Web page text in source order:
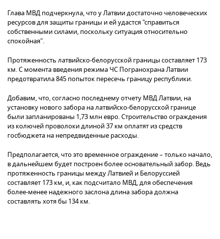
Глава МВД подчеркнула, что у Латвии достаточно человеческих
ресурсов для защиты границы и ей удастся "справиться
собственными силами, поскольку ситуация относительно
спокойная".
Протяженность латвийско-белорусской границы составляет 173
км. С момента введения режима ЧС Погранохрана Латвии
предотвратила 845 попыток пересечь границу республики.
Добавим, что, согласно последнему отчету МВД Латвии, на
установку нового забора на латвийско-белорусской границе
были запланированы 1,73 млн евро. Строительство ограждения
из колючей проволоки длиной 37 км оплатят из средств
госбюджета на непредвиденные расходы.
Предполагается, что это временное ограждение – только начало,
в дальнейшем будет построен более основательный забор. Ведь
протяженность границы между Латвией и Белоруссией
составляет 173 км, и, как подсчитало МВД, для обеспечения
более-менее надежного заслона длина забора должна
составлять хотя бы 134 км.